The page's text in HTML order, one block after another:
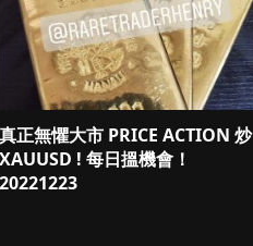
真正無懼大市 PRICE ACTION 炒
XAUUSD ! 每日搵機會！
20221223